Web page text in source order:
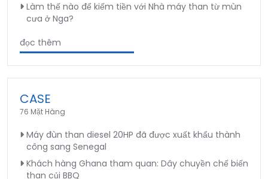
Làm thế nào để kiếm tiền với Nhà máy than từ mùn
cưa ở Nga?
đọc thêm
CASE
76 Mặt Hàng
Máy đùn than diesel 20HP đã được xuất khẩu thành
công sang Senegal
Khách hàng Ghana tham quan: Dây chuyền chế biến
than củi BBQ